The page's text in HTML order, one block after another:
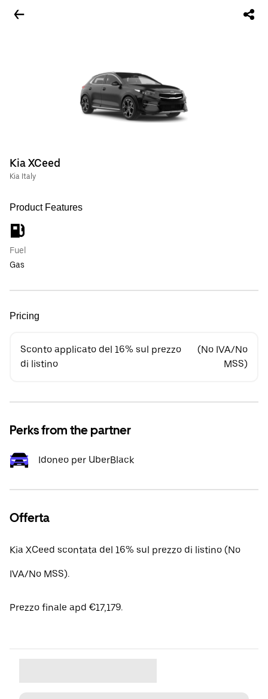
Kia XCeed
Kia Italy
Product Features
Fuel
Gas
Pricing
Sconto applicato del 16% sul prezzo
di listino
(No IVA/No
MSS)
Perks from the partner
Idoneo per UberBlack
Offerta
Kia XCeed scontata del 16% sul prezzo di listino (No
IVA/No MSS).
Prezzo finale apd €17,179.